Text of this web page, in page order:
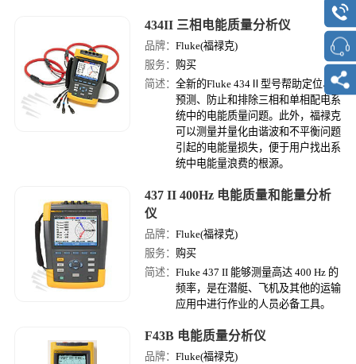
434II 三相电能质量分析仪
品牌：Fluke(福禄克)
服务： 购买
简述：全新的Fluke 434Ⅱ型号帮助定位、
预测、防止和排除三相和单相配电系
统中的电能质量问题。此外，福禄克
可以测量并量化由谐波和不平衡问题
引起的电能量损失，便于用户找出系
统中电能量浪费的根源。
437 II 400Hz 电能质量和能量分析
仪
品牌：Fluke(福禄克)
服务： 购买
简述：Fluke 437 II 能够测量高达 400 Hz 的
频率，是在潜艇、飞机及其他的运输
应用中进行作业的人员必备工具。
F43B 电能质量分析仪
品牌：Fluke(福禄克)